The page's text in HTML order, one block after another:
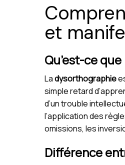
et
Qu’est-ce
Ladysorthographie
simple retard
d’un trouble
l’application des
omissions, les
Différence